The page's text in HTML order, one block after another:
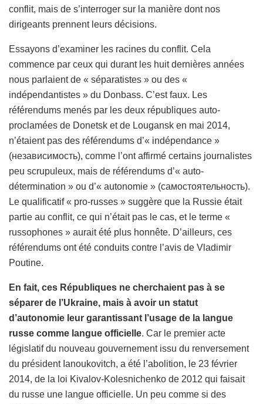
conflit, mais de s’interroger sur la manière dont nos
dirigeants prennent leurs décisions.
Essayons d’examiner les racines du conflit. Cela
commence par ceux qui durant les huit dernières années
nous parlaient de « séparatistes » ou des «
indépendantistes » du Donbass. C’est faux. Les
référendums menés par les deux républiques auto-
proclamées de Donetsk et de Lougansk en mai 2014,
n’étaient pas des référendums d’« indépendance »
(независимость), comme l’ont affirmé certains journalistes
peu scrupuleux, mais de référendums d’« auto-
détermination » ou d’« autonomie » (самостоятельность).
Le qualificatif « pro-russes » suggère que la Russie était
partie au conflit, ce qui n’était pas le cas, et le terme «
russophones » aurait été plus honnête. D’ailleurs, ces
référendums ont été conduits contre l’avis de Vladimir
Poutine.
En fait, ces Républiques ne cherchaient pas à se
séparer de l’Ukraine, mais à avoir un statut
d’autonomie leur garantissant l’usage de la langue
russe comme langue officielle. Car le premier acte
législatif du nouveau gouvernement issu du renversement
du président Ianoukovitch, a été l’abolition, le 23 février
2014, de la loi Kivalov-Kolesnichenko de 2012 qui faisait
du russe une langue officielle. Un peu comme si des